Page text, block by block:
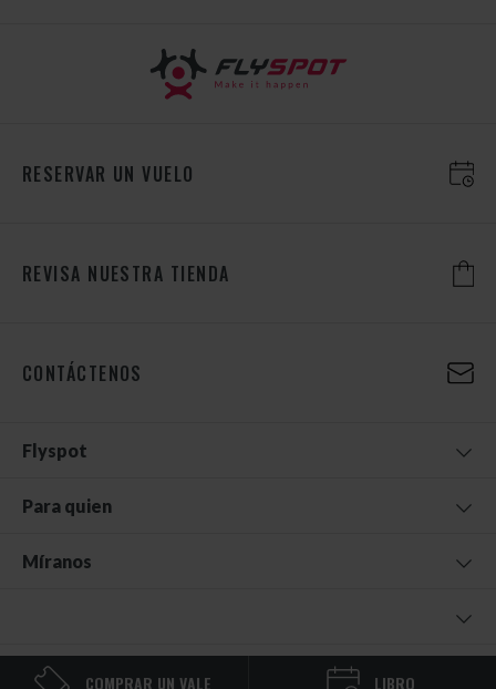
COMPRAR UN VALE LIBRO
RESERVAR UN VUELO
REVISA NUESTRA TIENDA
CONTÁCTENOS
Flyspot
Para quien
Míranos
© 2026 FLYSPOT